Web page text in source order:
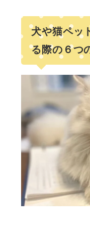
犬や猫ペッ
る際の６つ